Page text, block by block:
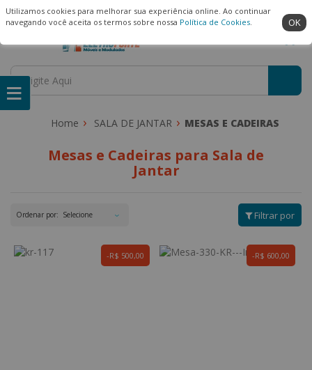
Utilizamos cookies para melhorar sua experiência online. Ao continuar
navegando você aceita os termos sobre nossa Política de Cookies. OK
(22) 99909-3407 Ambiente Seguro
SALA DE JANTAR MESAS E CADEIRAS
Mesas e Cadeiras para Sala de
Jantar
Ordenar por: Filtrar por
R$ 500,00 R$ 600,00